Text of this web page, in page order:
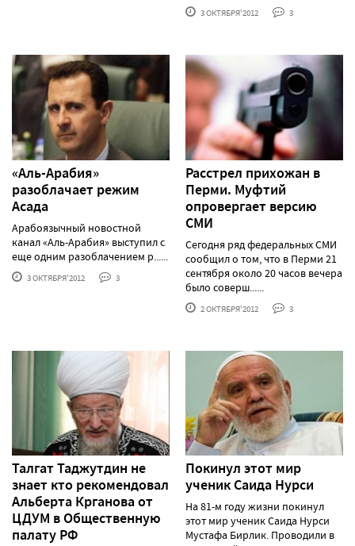
3 ОКТЯБРЯ'2012 3
«Аль-Арабия»
разоблачает режим
Асада
Арабоязычный новостной
канал «Аль-Арабия» выступил с
еще одним разоблачением р......
3 ОКТЯБРЯ'2012 3
Расстрел прихожан в
Перми. Муфтий
опровергает версию
СМИ
Сегодня ряд федеральных СМИ
сообщил о том, что в Перми 21
сентября около 20 часов вечера
было соверш......
2 ОКТЯБРЯ'2012 3
Талгат Таджутдин не
знает кто рекомендовал
Альберта Крганова от
ЦДУМ в Общественную
палату РФ
Покинул этот мир
ученик Саида Нурси
На 81-м году жизни покинул
этот мир ученик Саида Нурси
Мустафа Бирлик. Проводили в